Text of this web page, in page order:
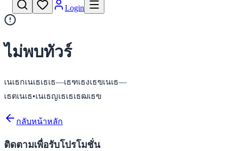
Login
ไม่พบทัวร์
เนเธกเนเธเธเธ—เธฑเธงเธฃเนเธ—
เธตเนเธ•เนเธญเธเธเธฒเธฃ
กลับหน้าหลัก
ติดตามเพื่อรับโปรโมชั่น